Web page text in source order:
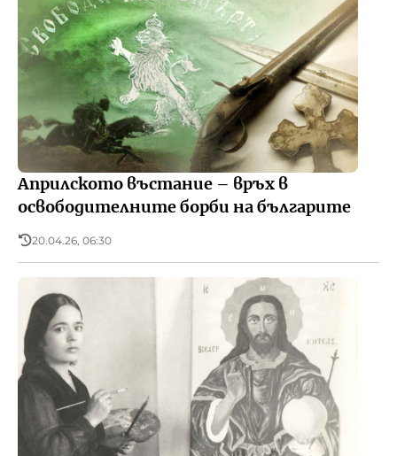
Априлското въстание – връх в
освободителните борби на българите
20.04.26, 06:30